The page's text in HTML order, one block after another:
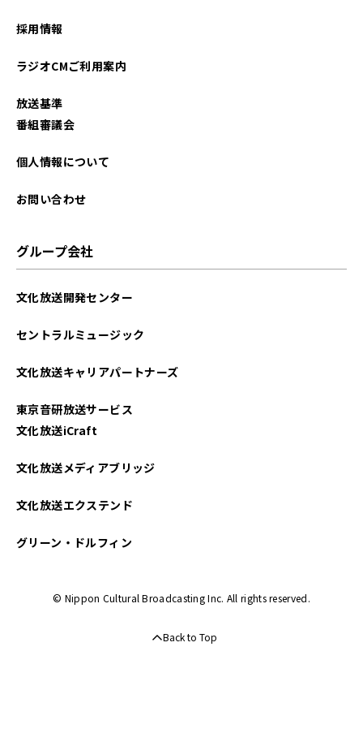
採用情報
ラジオCMご利用案内
放送基準
番組審議会
個人情報について
お問い合わせ
グループ会社
文化放送開発センター
セントラルミュージック
文化放送キャリアパートナーズ
東京音研放送サービス
文化放送iCraft
文化放送メディアブリッジ
文化放送エクステンド
グリーン・ドルフィン
© Nippon Cultural Broadcasting Inc. All rights reserved.
Back to Top